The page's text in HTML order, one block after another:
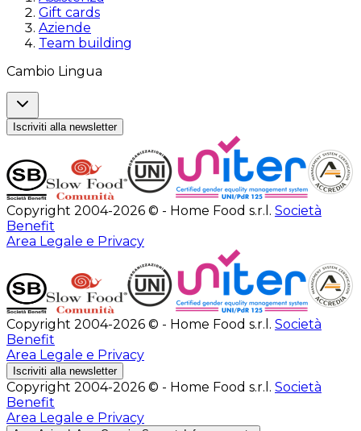
Gift cards
Aziende
Team building
Cambio Lingua
Iscriviti alla newsletter
Copyright 2004-2026 © - Home Food s.r.l. Società
Benefit
Area Legale e Privacy
Copyright 2004-2026 © - Home Food s.r.l. Società
Benefit
Area Legale e Privacy
Iscriviti alla newsletter
Copyright 2004-2026 © - Home Food s.r.l. Società
Benefit
Area Legale e Privacy